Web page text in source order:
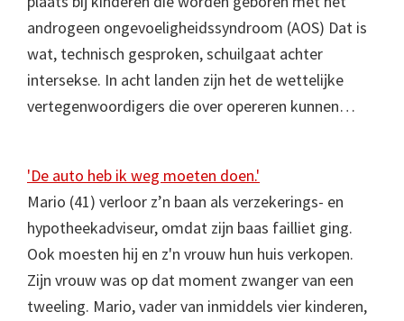
androgeen ongevoeligheidssyndroom (AOS) Dat is
wat, technisch gesproken, schuilgaat achter
intersekse. In acht landen zijn het de wettelijke
vertegenwoordigers die over opereren kunnen…
'De auto heb ik weg moeten doen.'
Mario (41) verloor z’n baan als verzekerings- en
hypotheekadviseur, omdat zijn baas failliet ging.
Ook moesten hij en z'n vrouw hun huis verkopen.
Zijn vrouw was op dat moment zwanger van een
tweeling. Mario, vader van inmiddels vier kinderen,